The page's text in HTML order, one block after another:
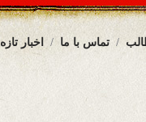
اخبار تازه تماس با ما